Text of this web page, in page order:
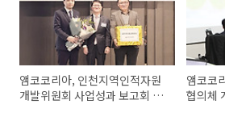
앰코코리아, 인천지역인적자원
개발위원회 사업성과 보고회 시
앰코코
협의체